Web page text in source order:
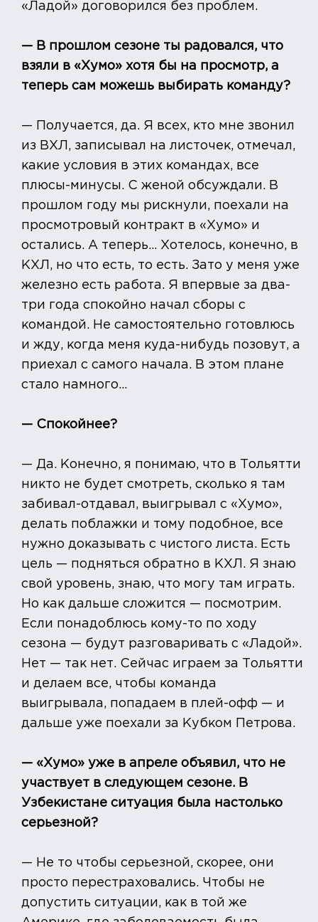
«Ладой» договорился без проблем.
— В прошлом сезоне ты радовался, что
взяли в «Хумо» хотя бы на просмотр, а
теперь сам можешь выбирать команду?
— Получается, да. Я всех, кто мне звонил
из ВХЛ, записывал на листочек, отмечал,
какие условия в этих командах, все
плюсы-минусы. С женой обсуждали. В
прошлом году мы рискнули, поехали на
просмотровый контракт в «Хумо» и
остались. А теперь... Хотелось, конечно, в
КХЛ, но что есть, то есть. Зато у меня уже
железно есть работа. Я впервые за два-
три года спокойно начал сборы с
командой. Не самостоятельно готовлюсь
и жду, когда меня куда-нибудь позовут, а
приехал с самого начала. В этом плане
стало намного...
— Спокойнее?
— Да. Конечно, я понимаю, что в Тольятти
никто не будет смотреть, сколько я там
забивал-отдавал, выигрывал с «Хумо»,
делать поблажки и тому подобное, все
нужно доказывать с чистого листа. Есть
цель — подняться обратно в КХЛ. Я знаю
свой уровень, знаю, что могу там играть.
Но как дальше сложится — посмотрим.
Если понадоблюсь кому-то по ходу
сезона — будут разговаривать с «Ладой».
Нет — так нет. Сейчас играем за Тольятти
и делаем все, чтобы команда
выигрывала, попадаем в плей-офф — и
дальше уже поехали за Кубком Петрова.
— «Хумо» уже в апреле объявил, что не
участвует в следующем сезоне. В
Узбекистане ситуация была настолько
серьезной?
— Не то чтобы серьезной, скорее, они
просто перестраховались. Чтобы не
допустить ситуации, как в той же